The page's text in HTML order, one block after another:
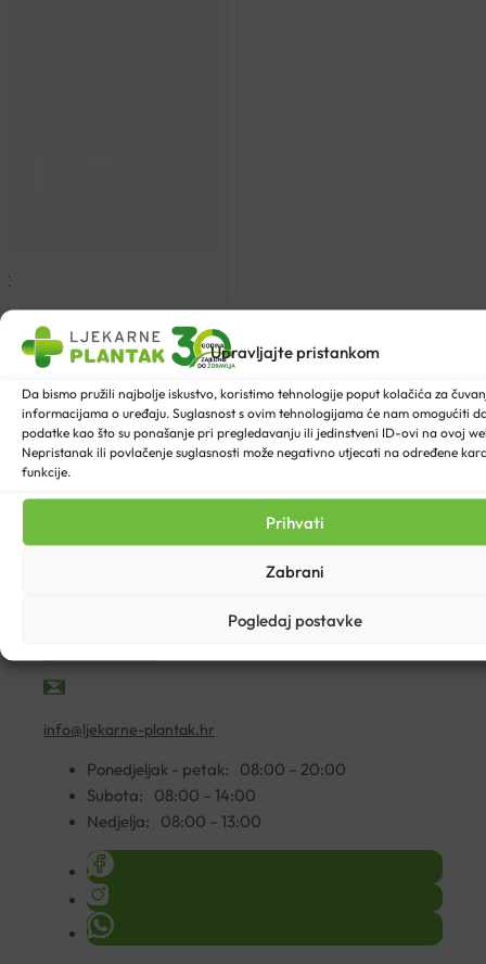
Upravljajte pristankom
Da bismo pružili najbolje iskustvo, koristimo tehnologije poput kolačića za
informacijama o uređaju. Suglasnost s ovim tehnologijama će nam omogućiti
podatke kao što su ponašanje pri pregledavanju ili jedinstveni ID-ovi na ovoj
Nepristanak ili povlačenje suglasnosti može negativno utjecati na određene
funkcije.
Prihvati
Zabrani
Pogledaj postavke
Zdravstvena ustanova Ljekarne Plantak
info@ljekarne-plantak.hr
Ponedjeljak - petak:
08:00 – 20:00
Subota:
08:00 – 14:00
Nedjelja:
08:00 – 13:00